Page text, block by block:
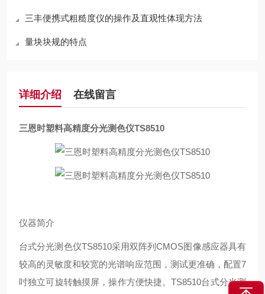
三丰便携式粗糙度仪的操作及直观性体现方法
量块块规的特点
详细介绍 在线留言
三恩时塑料高精度分光测色仪TS8510
仪器简介
台式分光测色仪TS8510采用双阵列CMOS图像感应器具有
较高的灵敏度和较宽的光谱响应范围，测试更准确，配置7
吋独立可旋转触摸屏，操作方便快捷。TS8510台式分光测